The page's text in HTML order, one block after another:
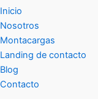
Inicio
Nosotros
Montacargas
Landing de contacto
Blog
Contacto